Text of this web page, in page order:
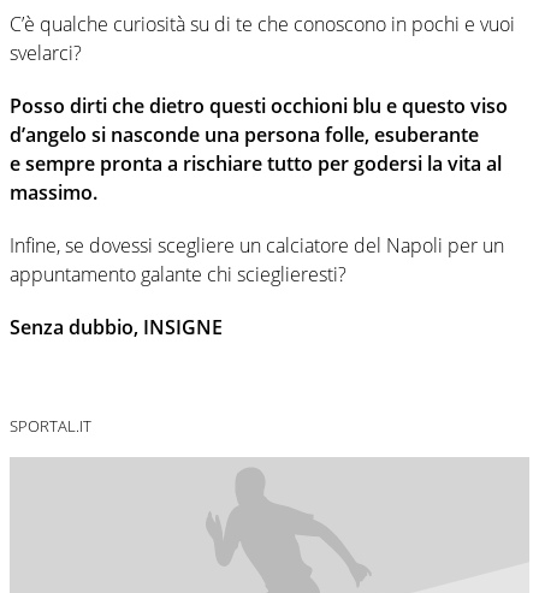
C’è qualche curiosità su di te che conoscono in pochi e vuoi
svelarci?
Posso dirti che dietro questi occhioni blu e questo viso
d’angelo si nasconde una persona folle, esuberante
e sempre pronta a rischiare tutto per godersi la vita al
massimo.
Infine, se dovessi scegliere un calciatore del Napoli per un
appuntamento galante chi scieglieresti?
Senza dubbio, INSIGNE
SPORTAL.IT